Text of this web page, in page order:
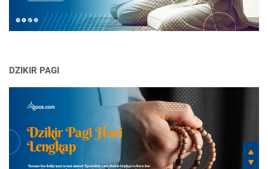
DZIKIR PAGI